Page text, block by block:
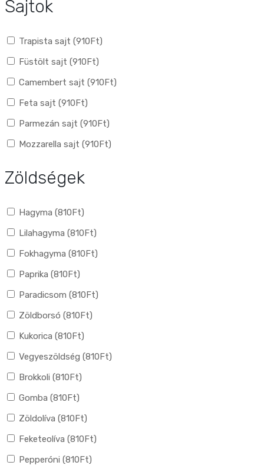
Sajtok
Trapista sajt (910Ft)
Füstölt sajt (910Ft)
Camembert sajt (910Ft)
Feta sajt (910Ft)
Parmezán sajt (910Ft)
Mozzarella sajt (910Ft)
Zöldségek
Hagyma (810Ft)
Lilahagyma (810Ft)
Fokhagyma (810Ft)
Paprika (810Ft)
Paradicsom (810Ft)
Zöldborsó (810Ft)
Kukorica (810Ft)
Vegyeszöldség (810Ft)
Brokkoli (810Ft)
Gomba (810Ft)
Zöldolíva (810Ft)
Feketeolíva (810Ft)
Pepperóni (810Ft)